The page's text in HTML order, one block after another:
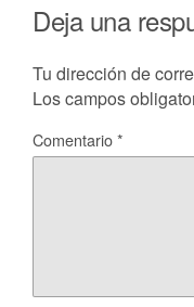
Deja una
Tu dirección de
Los campos
Comentario*